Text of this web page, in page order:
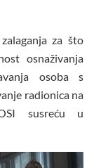
za što
osnaživanja
osoba s
radionica na
susreću u